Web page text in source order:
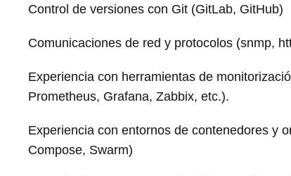
Control de versiones con Git (GitLab, GitHub)
Comunicaciones de red y protocolos (snmp,
Experiencia con herramientas de
Prometheus, Grafana, Zabbix, etc.).
Experiencia con entornos de contenedores y
Compose, Swarm)